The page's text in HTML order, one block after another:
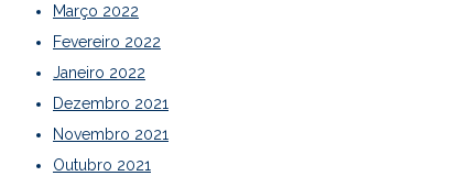
Março 2022
Fevereiro 2022
Janeiro 2022
Dezembro 2021
Novembro 2021
Outubro 2021